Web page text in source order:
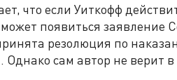
что если Уиткофф
появиться заявление
резолюция по
сам автор не верит